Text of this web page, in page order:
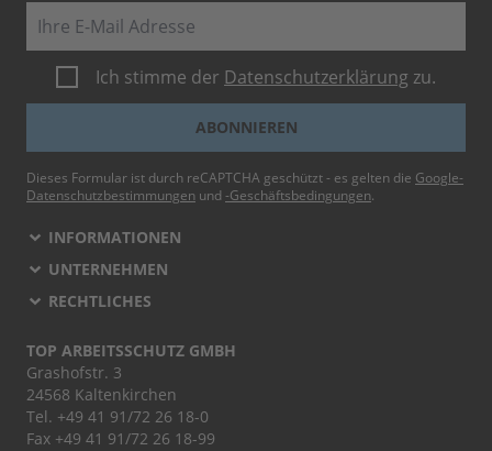
Ich stimme der Datenschutzerklärung zu.
ABONNIEREN
Dieses Formular ist durch reCAPTCHA geschützt - es gelten die Google-
Datenschutzbestimmungen und -Geschäftsbedingungen.
INFORMATIONEN
UNTERNEHMEN
RECHTLICHES
TOP ARBEITSSCHUTZ GMBH
Grashofstr. 3
24568 Kaltenkirchen
Tel. +49 41 91/72 26 18-0
Fax +49 41 91/72 26 18-99